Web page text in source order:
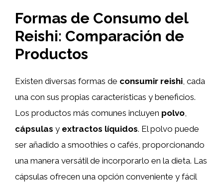
Formas de Consumo del
Reishi: Comparación de
Productos
Existen diversas formas de consumir reishi , cada
una con sus propias características y beneficios.
Los productos más comunes incluyen polvo
cápsulas y extractos líquidos. El polvo puede
ser añadido a smoothies o cafés, proporcionando
una manera versátil de incorporarlo en la dieta. Las
cápsulas ofrecen una opción conveniente y fácil